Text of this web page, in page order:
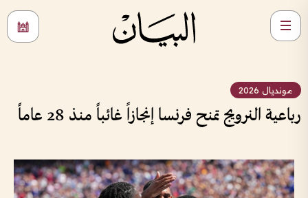
مونديال 2026
رباعية النرويج تمنح فرنسا إنجازاً غائباً منذ 28 عاماً